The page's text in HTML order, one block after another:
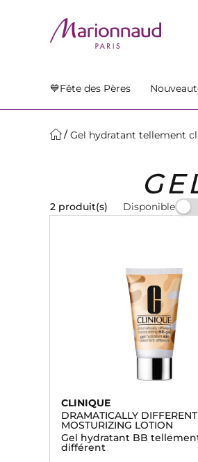
💙Fête des Pères
Gel hydratant tellement
2 produit(s) Disponible
CLINIQUE
DRAMATICALLY DIFFERENT
MOSTURIZING LOTION
Gel hydratant BB
différent